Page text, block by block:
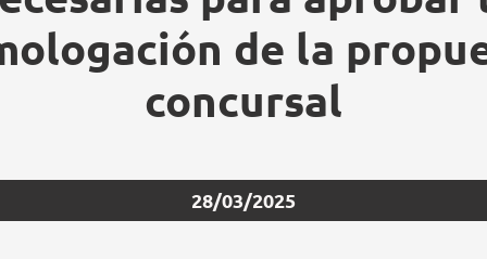
de la
concursal
28/03/2025